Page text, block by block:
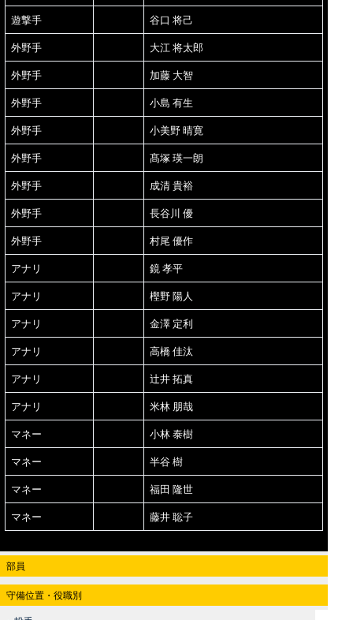
遊撃手 谷口 将己
外野手 大江 将太郎
外野手 加藤 大智
外野手 小島 有生
外野手 小美野 晴寛
外野手 髙塚 瑛一朗
外野手 成清 貴裕
外野手 長谷川 優
外野手 村尾 優作
アナリ 鏡 孝平
アナリ 樫野 陽人
アナリ 金澤 定利
アナリ 高橋 佳汰
アナリ 辻井 拓真
アナリ 米林 朋哉
マネー 小林 泰樹
マネー 半谷 樹
マネー 福田 隆世
マネー 藤井 聡子
部員
守備位置・役職別